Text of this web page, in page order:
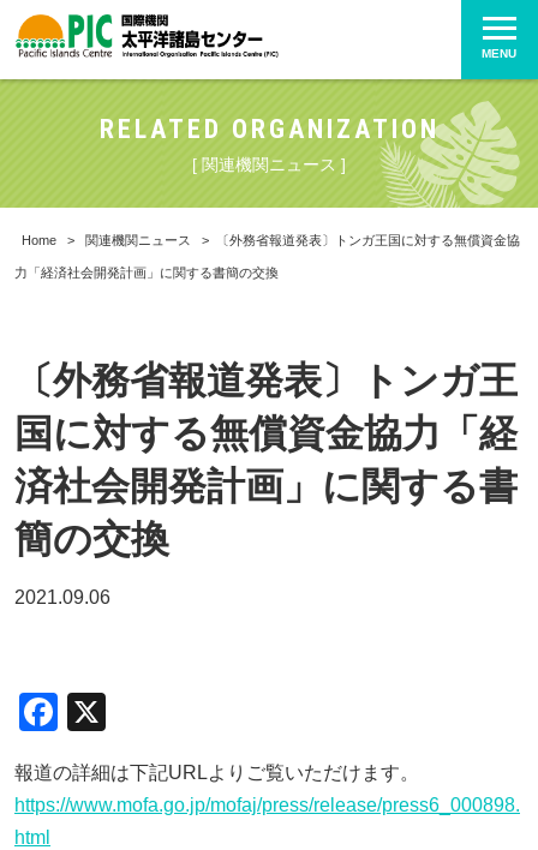
MENU
RELATED ORGANIZATION
[ 関連機関ニュース ]
Home > 関連機関ニュース > 〔外務省報道発表〕トンガ王国に対する無償資金協
力「経済社会開発計画」に関する書簡の交換
〔外務省報道発表〕トンガ王
国に対する無償資金協力「経
済社会開発計画」に関する書
簡の交換
2021.09.06
F
c
e
報道の詳細は下記URLよりご覧いただけます。
https://www.mofa.go.jp/mofaj/press/release/press6_000898.
html